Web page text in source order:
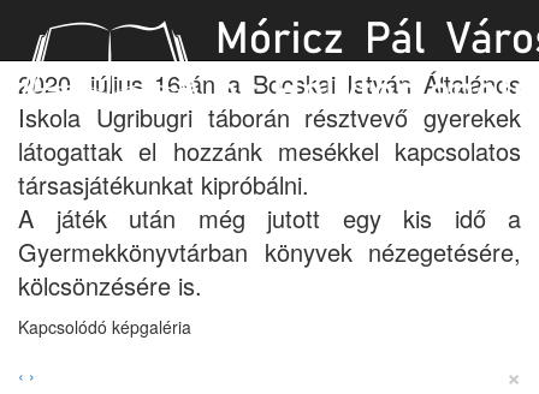
Tündérország mezején jártunk
2020. július 16-án a Bocskai István Általános
Iskola Ugribugri táborán résztvevő gyerekek
látogattak el hozzánk mesékkel kapcsolatos
társasjátékunkat kipróbálni.
A játék után még jutott egy kis idő a
Gyermekkönyvtárban könyvek nézegetésére,
kölcsönzésére is.
Kapcsolódó képgaléria
‹ › ×